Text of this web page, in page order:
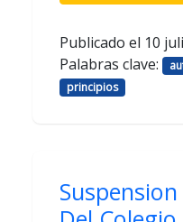
Publicado el 10
Palabras clave:
principios